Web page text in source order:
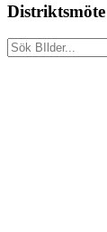
Distriktsmöte